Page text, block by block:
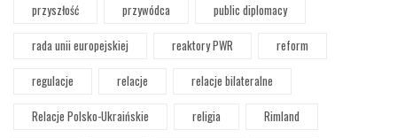
przyszłość
przywódca
public diplomacy
rada unii europejskiej
reaktory PWR
reform
regulacje
relacje
relacje bilateralne
Relacje Polsko-Ukraińskie
religia
Rimland